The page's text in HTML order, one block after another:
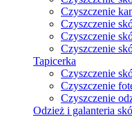
Czyszczenie
Czyszczenie
Czyszczenie
Czyszczenie
Tapicerka
Czyszczenie
Czyszczenie
Czyszczenie
Odzież i galanteria